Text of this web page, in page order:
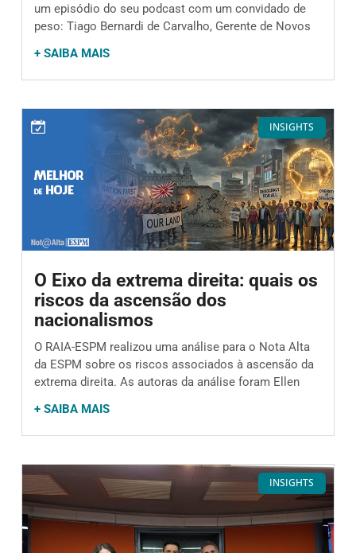
um episódio do seu podcast com um convidado de
peso: Tiago Bernardi de Carvalho, Gerente de Novos
+ SAIBA MAIS
INSIGHTS
O Eixo da extrema direita: quais os
riscos da ascensão dos
nacionalismos
O RAIA-ESPM realizou uma análise para o Nota Alta
da ESPM sobre os riscos associados à ascensão da
extrema direita. As autoras da análise foram Ellen
+ SAIBA MAIS
INSIGHTS